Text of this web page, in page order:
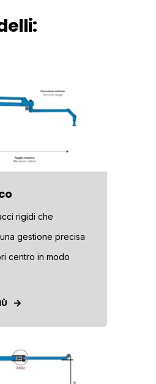
rigidi che
gestione precisa
centro in modo